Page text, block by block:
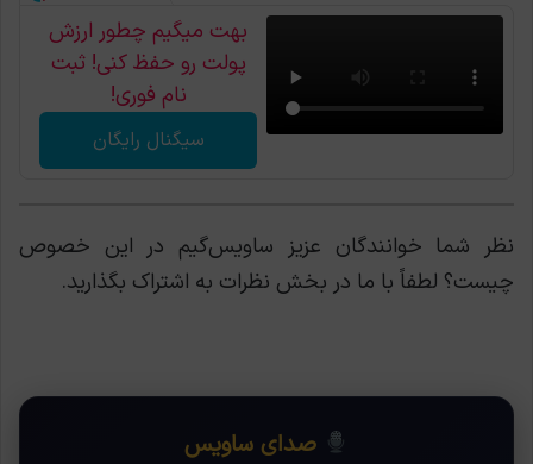
بهت میگیم چطور ارزش
پولت رو حفظ کنی! ثبت
نام فوری!
سیگنال رایگان
نظر شما خوانندگان عزیز ساویس‌گیم در این خصوص
چیست؟ لطفاً با ما در بخش نظرات به اشتراک بگذارید.
صدای ساویس